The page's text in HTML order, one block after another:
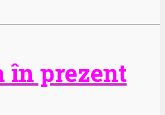
în prezent